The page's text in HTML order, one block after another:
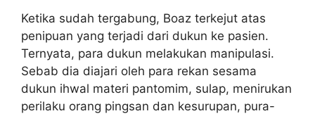
Ketika sudah tergabung, Boaz terkejut atas
penipuan yang terjadi dari dukun ke pasien.
Ternyata, para dukun melakukan manipulasi.
Sebab dia diajari oleh para rekan sesama
dukun ihwal materi pantomim, sulap, menirukan
perilaku orang pingsan dan kesurupan, pura-